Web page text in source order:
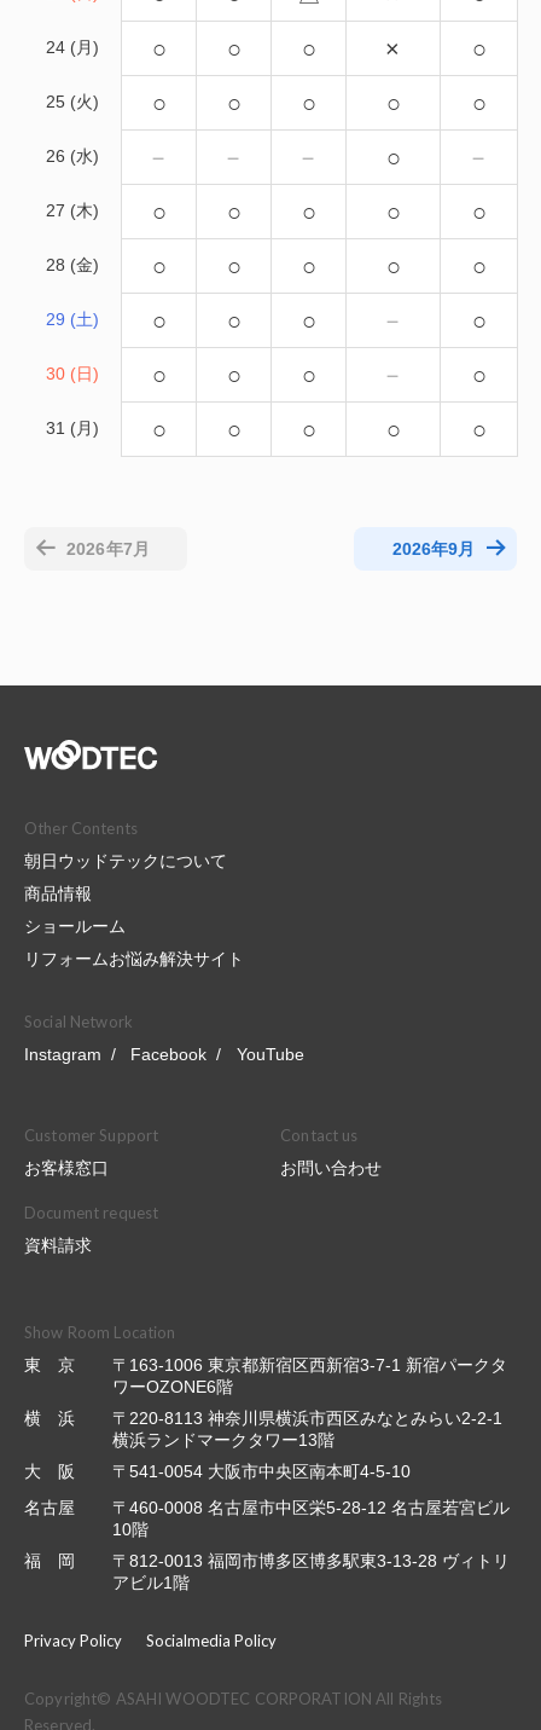
24 (月) ○ ○ ○ × ○
25 (火) ○ ○ ○ ○ ○
26 (水) － － － ○ －
27 (木) ○ ○ ○ ○ ○
28 (金) ○ ○ ○ ○ ○
29 (土) ○ ○ ○ － ○
30 (日) ○ ○ ○ － ○
31 (月) ○ ○ ○ ○ ○
2026年7月 2026年9月
Other Contents
朝日ウッドテックについて
商品情報
ショールーム
リフォームお悩み解決サイト
Social Network
Instagram
Facebook YouTube
Customer Support
お客様窓口
Contact us
お問い合わせ
Document request
資料請求
Show Room Location
東 京
〒163-1006 東京都新宿区西新宿3-7-1 新宿パークタ
ワーOZONE6階
横 浜
〒220-8113 神奈川県横浜市西区みなとみらい2-2-1
横浜ランドマークタワー13階
大 阪
〒541-0054 大阪市中央区南本町4-5-10
名古屋
〒460-0008 名古屋市中区栄5-28-12 名古屋若宮ビル
10階
福 岡
〒812-0013 福岡市博多区博多駅東3-13-28 ヴィトリ
アビル1階
Privacy Policy Socialmedia Policy
Copyright© ASAHI WOODTEC CORPORATION All Rights
Reserved.